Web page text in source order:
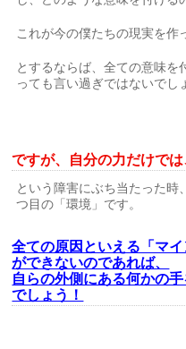
これが今の僕たちの現実を作
とするならば、全ての意味を
っても言い過ぎではないでし
ですが、自分の力だけで
という障害にぶち当たった時
つ目の「環境」です。
全ての原因といえる「マ
ができないのであれば、
自らの外側にある何かの
でしょう！